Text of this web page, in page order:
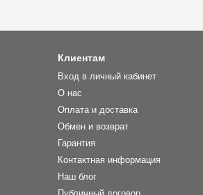
Клиентам
Вход в личный кабинет
О нас
Оплата и доставка
Обмен и возврат
Гарантия
Контактная информация
Наш блог